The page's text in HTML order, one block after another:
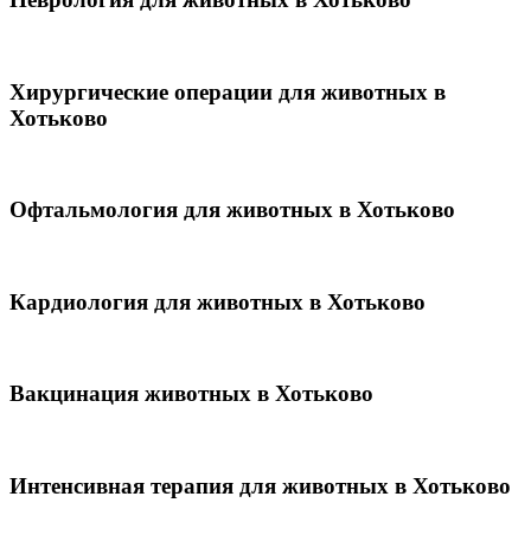
Хирургические операции для животных в
Хотьково
Офтальмология для животных в Хотьково
Кардиология для животных в Хотьково
Вакцинация животных в Хотьково
Интенсивная терапия для животных в Хотьково